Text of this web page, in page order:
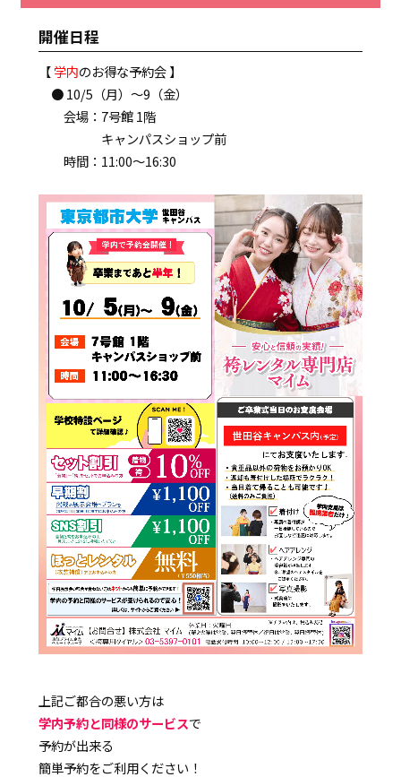
開催日程
【学内のお得な予約会 】
● 10/5（月）～9（金）
会場：7号館 1階
キャンパスショップ前
時間：11:00～16:30
上記ご都合の悪い方は
学内予約と同様のサービスで
予約が出来る
簡単予約をご利用ください！